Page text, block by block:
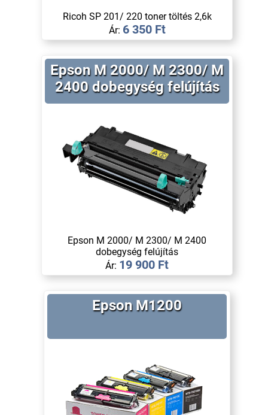
Ricoh SP 201/ 220 toner töltés 2,6k
Ár: 6 350 Ft
Epson M 2000/ M 2300/ M
2400 dobegység felújítás
Epson M 2000/ M 2300/ M 2400
dobegység felújítás
Ár: 19 900 Ft
Epson M1200